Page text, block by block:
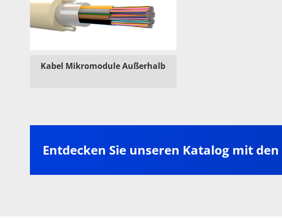
Kabel Mikromodule Außerhalb
Entdecken Sie unseren Katalog mit